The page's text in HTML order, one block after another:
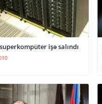
işə salındı